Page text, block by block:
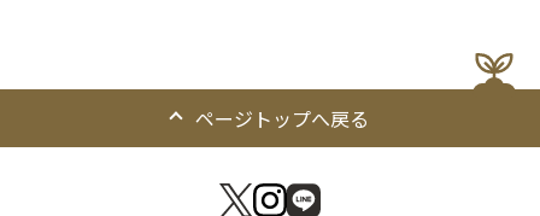
ページトップへ戻る